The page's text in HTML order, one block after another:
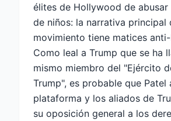
élites de Hollywood de abusar
de niños: la narrativa principal
movimiento tiene matices anti-
Como leal a Trump que se ha
mismo miembro del "Ejército
Trump", es probable que Patel
plataforma y los aliados de
su oposición general a los